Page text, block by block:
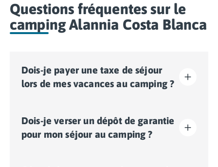
Questions fréquentes sur le
camping Alannia Costa Blanca
Dois-je payer une taxe de séjour
lors de mes vacances au camping ?
sites touristiques. Il vous faudra donc l’acquitter lors
de votre enregistrement en ligne ou une fois sur place.
Dois-je verser un dépôt de garantie
pour mon séjour au camping ?